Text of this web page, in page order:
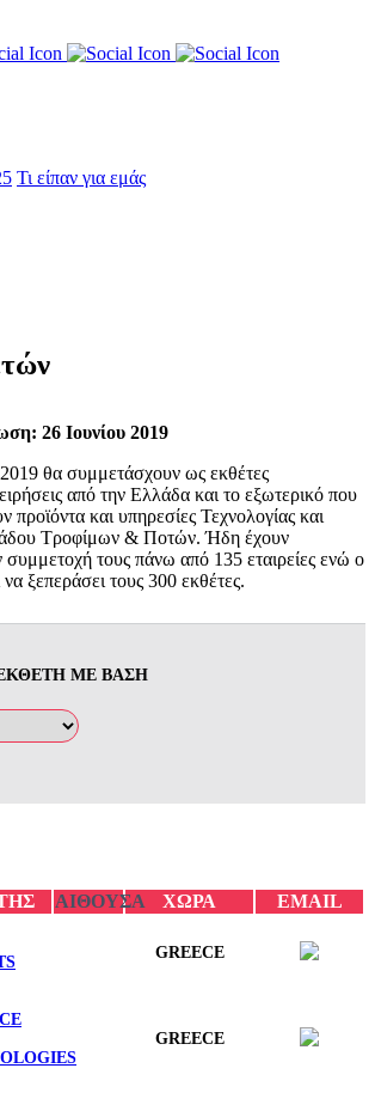
Τι είπαν για εμάς
26 Ιουνίου 2019
θα συμμετάσχουν ως εκθέτες
από την Ελλάδα και το εξωτερικό που
προϊόντα και υπηρεσίες Τεχνολογίας και
Τροφίμων & Ποτών. Ήδη έχουν
συμμετοχή τους πάνω από 135 εταιρείες ενώ ο
ξεπεράσει τους 300 εκθέτες.
ΜΕ ΒΑΣΗ
ΑΙΘΟΥΣΑ ΧΩΡΑ EMAIL
GREECE
GREECE